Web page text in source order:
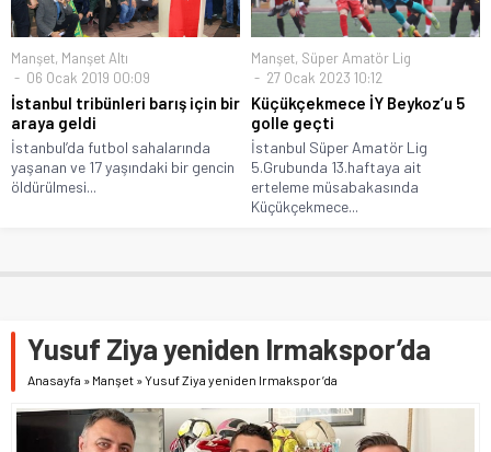
Manşet, Manşet Altı
06 Ocak 2019 00:09
İstanbul tribünleri barış için bir
araya geldi
İstanbul’da futbol sahalarında
yaşanan ve 17 yaşındaki bir gencin
öldürülmesi...
Manşet, Süper Amatör Lig
27 Ocak 2023 10:12
Küçükçekmece İY Beykoz’u 5
golle geçti
İstanbul Süper Amatör Lig
5.Grubunda 13.haftaya ait
erteleme müsabakasında
Küçükçekmece...
Yusuf Ziya yeniden Irmakspor’da
Anasayfa » Manşet »Yusuf Ziya yeniden Irmakspor’da